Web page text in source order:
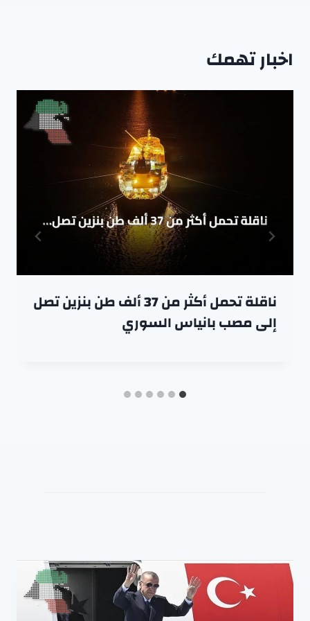
اخبار تهمك
ناقلة تحمل أكثر من 37 ألف طن بنزين تصل
إلى مصب بانياس السوري